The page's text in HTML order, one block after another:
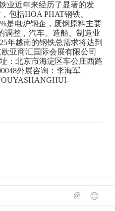
业近年来经历了显著的发
包括HOA PHAT钢铁、
是电炉钢企，废钢原料主要
调整，汽车、造船、制造业
年越南的钢铁总需求将达到
亚商汇国际会展有限公司
：北京市海淀区车公庄西路
外展咨询：李海军
OUYASHANGHUI-
@ 😊